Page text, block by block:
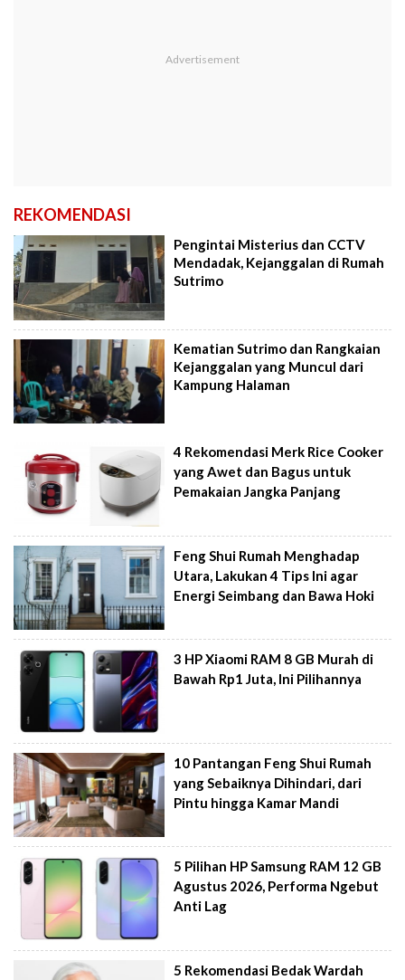
REKOMENDASI
Pengintai Misterius dan CCTV
Mendadak, Kejanggalan di Rumah
Sutrimo
Kematian Sutrimo dan Rangkaian
Kejanggalan yang Muncul dari
Kampung Halaman
4 Rekomendasi Merk Rice Cooker
yang Awet dan Bagus untuk
Pemakaian Jangka Panjang
Feng Shui Rumah Menghadap
Utara, Lakukan 4 Tips Ini agar
Energi Seimbang dan Bawa Hoki
3 HP Xiaomi RAM 8 GB Murah di
Bawah Rp1 Juta, Ini Pilihannya
10 Pantangan Feng Shui Rumah
yang Sebaiknya Dihindari, dari
Pintu hingga Kamar Mandi
5 Pilihan HP Samsung RAM 12 GB
Agustus 2026, Performa Ngebut
Anti Lag
5 Rekomendasi Bedak Wardah